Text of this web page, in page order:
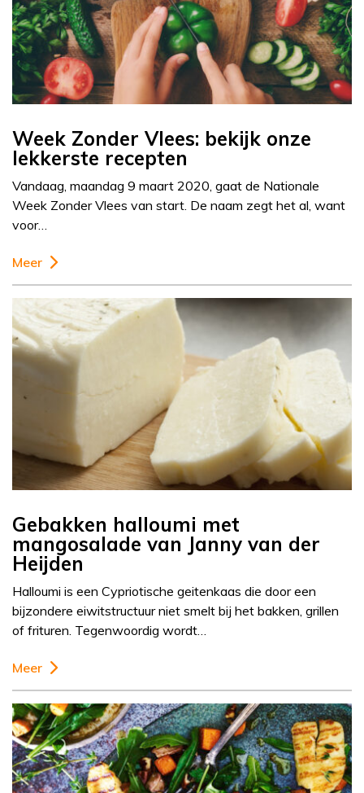
Week Zonder Vlees: bekijk onze
lekkerste recepten
Vandaag, maandag 9 maart 2020, gaat de Nationale
Week Zonder Vlees van start. De naam zegt het al, want
voor…
Meer
Gebakken halloumi met
mangosalade van Janny van der
Heijden
Halloumi is een Cypriotische geitenkaas die door een
bijzondere eiwitstructuur niet smelt bij het bakken, grillen
of frituren. Tegenwoordig wordt…
Meer